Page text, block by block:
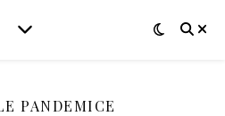
PANDEMICE